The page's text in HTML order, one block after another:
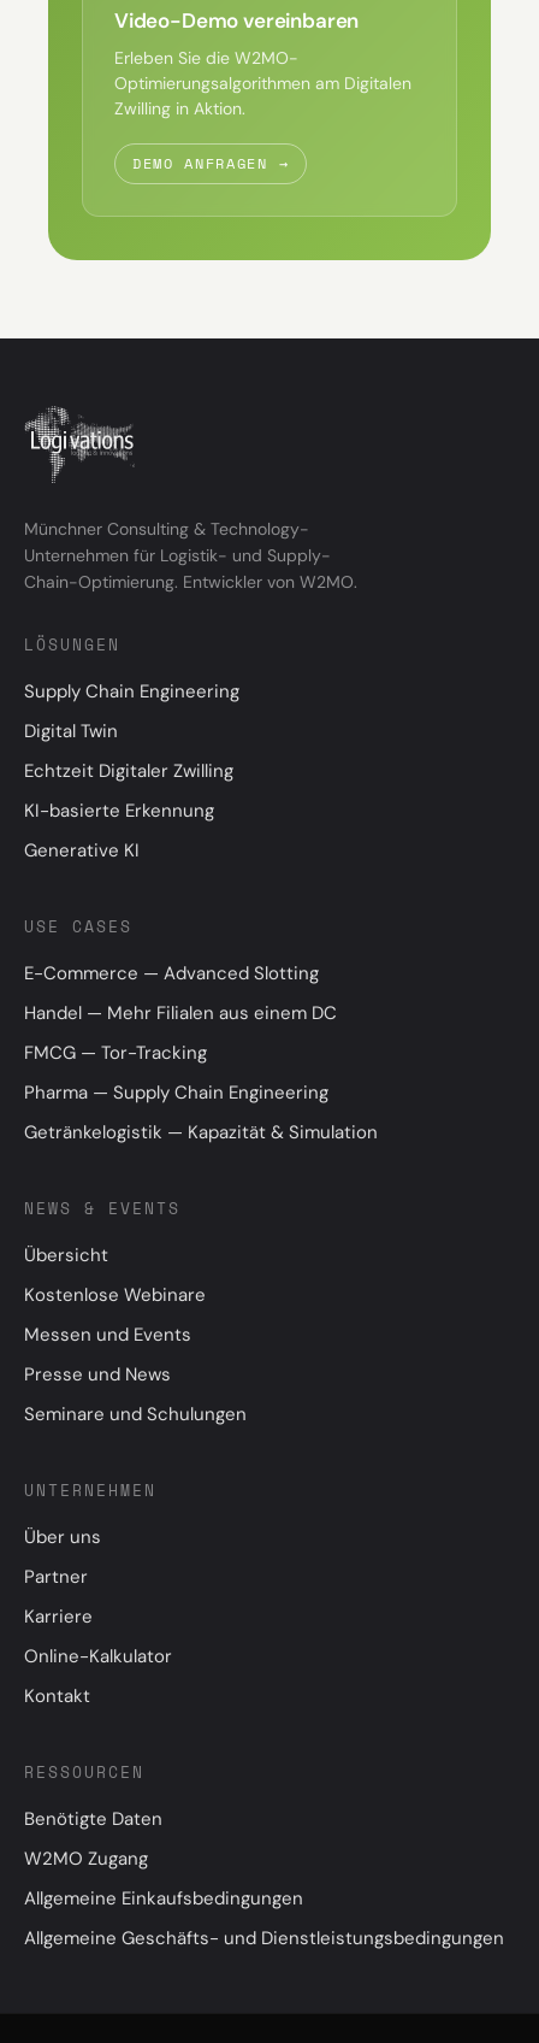
Video-Demo vereinbaren
Erleben Sie die W2MO-
Optimierungsalgorithmen am Digitalen
Zwilling in Aktion.
DEMO ANFRAGEN →
Münchner Consulting & Technology-
Unternehmen für Logistik- und Supply-
Chain-Optimierung. Entwickler von W2MO.
LÖSUNGEN
Supply Chain Engineering
Digital Twin
Echtzeit Digitaler Zwilling
KI-basierte Erkennung
Generative KI
USE CASES
E-Commerce — Advanced Slotting
Handel — Mehr Filialen aus einem DC
FMCG — Tor-Tracking
Pharma — Supply Chain Engineering
Getränkelogistik — Kapazität & Simulation
NEWS & EVENTS
Übersicht
Kostenlose Webinare
Messen und Events
Presse und News
Seminare und Schulungen
UNTERNEHMEN
Über uns
Partner
Karriere
Online-Kalkulator
Kontakt
RESSOURCEN
Benötigte Daten
W2MO Zugang
Allgemeine Einkaufsbedingungen
Allgemeine Geschäfts- und Dienstleistungsbedingungen